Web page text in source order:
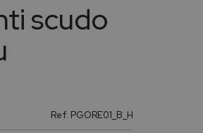
scudo
Ref. PGORE01_B_H